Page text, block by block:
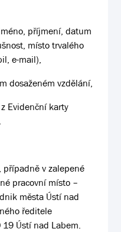
příjmení, datum
místo trvalého
e-mail),
dosaženém vzdělání,
Evidenční karty
, případně v zalepené
pracovní místo –
města Ústí nad
ředitele
Ústí nad Labem.